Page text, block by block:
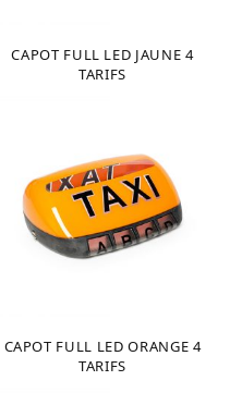
CAPOT FULL LED JAUNE 4
TARIFS
CAPOT FULL LED ORANGE 4
TARIFS